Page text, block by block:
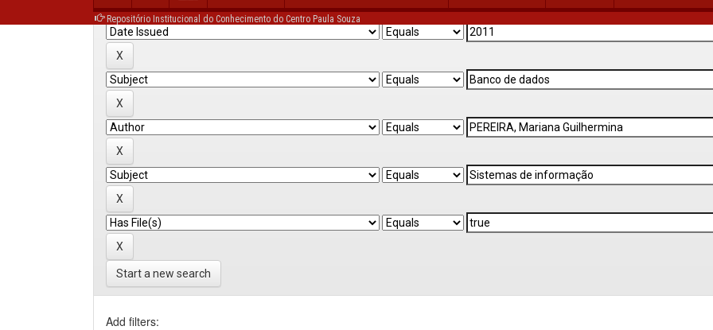
Repositório Institucional do Conhecimento do Centro Paula Souza
Start a new search
Add filters: